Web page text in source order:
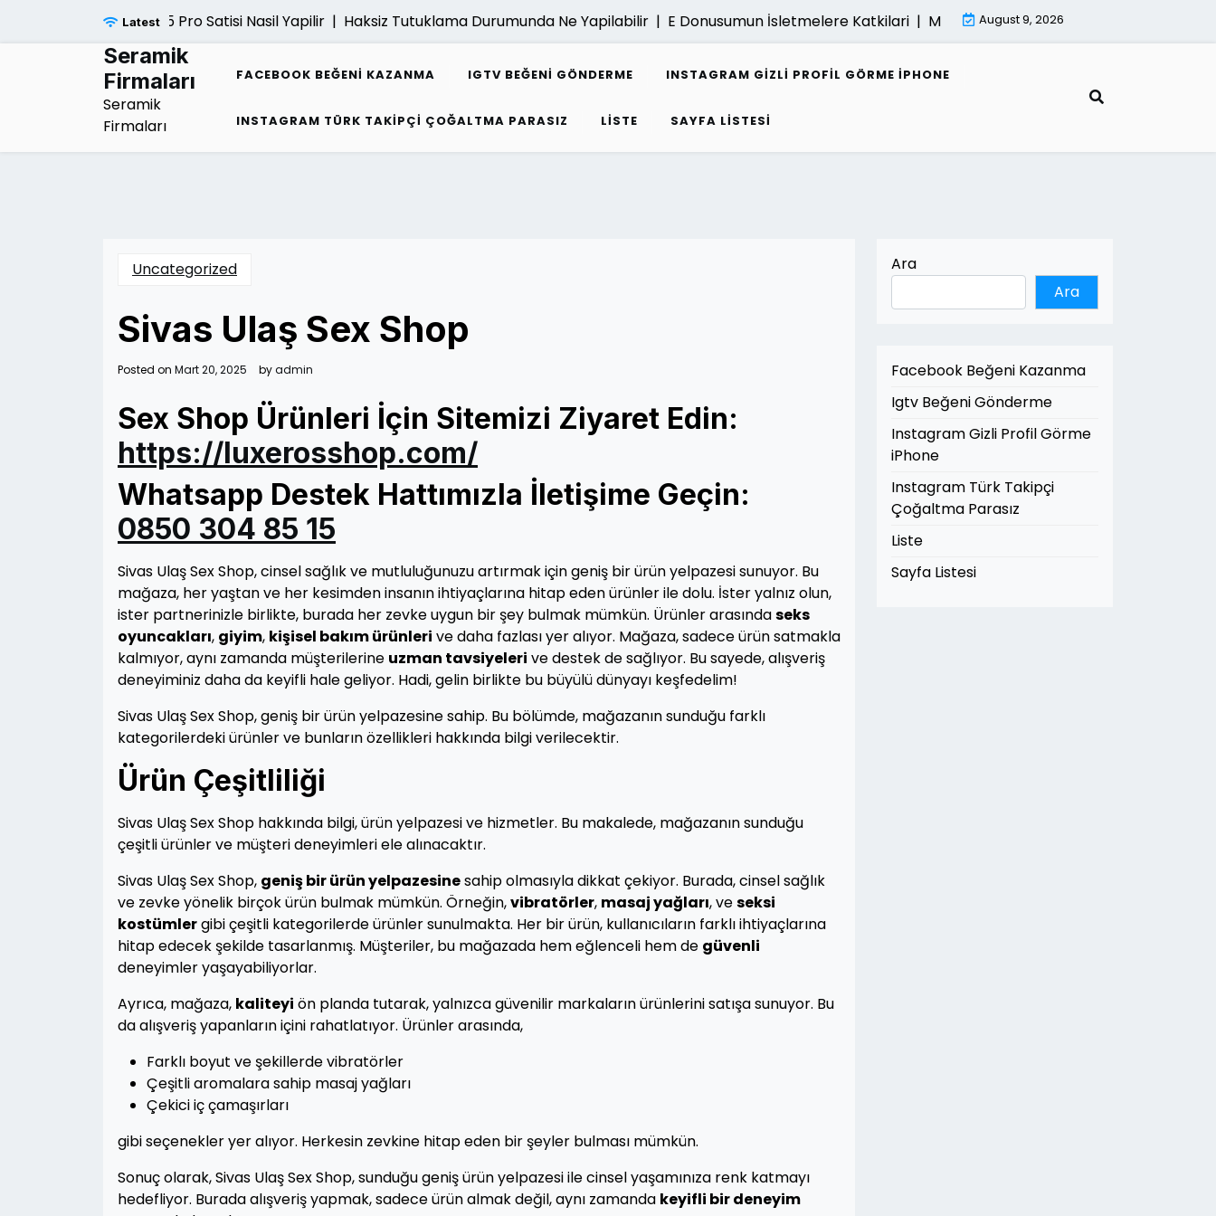
Latest
Ps5 Pro Satisi Nasil Yapilir | Haksiz Tutuklama Durumunda Ne Yapilabilir | E Donusumun İsletmelere Katkilari | Mimari Render Ve Surdurulebilir Mimarlik
August 9, 2026
Seramik
Firmaları
Seramik
Firmaları
FACEBOOK BEĞENI KAZANMA IGTV BEĞENI GÖNDERME INSTAGRAM GIZLI PROFIL GÖRME IPHONE
INSTAGRAM TÜRK TAKIPÇI ÇOĞALTMA PARASIZ LISTE SAYFA LISTESI
Uncategorized
Sivas Ulaş Sex Shop
Posted on Mart 20, 2025 byadmin
Sex Shop Ürünleri İçin Sitemizi Ziyaret Edin:
https://luxerosshop.com/
Whatsapp Destek Hattımızla İletişime Geçin:
0850 304 85 15
Sivas Ulaş Sex Shop, cinsel sağlık ve mutluluğunuzu artırmak için geniş bir ürün yelpazesi sunuyor. Bu
mağaza, her yaştan ve her kesimden insanın ihtiyaçlarına hitap eden ürünler ile dolu. İster yalnız olun,
ister partnerinizle birlikte, burada her zevke uygun bir şey bulmak mümkün. Ürünler arasındaseks
oyuncakları, giyim, kişisel bakım ürünleri ve daha fazlası yer alıyor. Mağaza, sadece ürün satmakla
kalmıyor, aynı zamanda müşterilerine uzman tavsiyeleri ve destek de sağlıyor. Bu sayede, alışveriş
deneyiminiz daha da keyifli hale geliyor. Hadi, gelin birlikte bu büyülü dünyayı keşfedelim!
Sivas Ulaş Sex Shop, geniş bir ürün yelpazesine sahip. Bu bölümde, mağazanın sunduğu farklı
kategorilerdeki ürünler ve bunların özellikleri hakkında bilgi verilecektir.
Ürün Çeşitliliği
Sivas Ulaş Sex Shop hakkında bilgi, ürün yelpazesi ve hizmetler. Bu makalede, mağazanın sunduğu
çeşitli ürünler ve müşteri deneyimleri ele alınacaktır.
Sivas Ulaş Sex Shop, geniş bir ürün yelpazesinesahip olmasıyla dikkat çekiyor. Burada, cinsel sağlık
ve zevke yönelik birçok ürün bulmak mümkün. Örneğin,vibratörler, masaj yağları, veseksi
kostümlergibi çeşitli kategorilerde ürünler sunulmakta. Her bir ürün, kullanıcıların farklı ihtiyaçlarına
hitap edecek şekilde tasarlanmış. Müşteriler, bu mağazada hem eğlenceli hem de güvenli
deneyimler yaşayabiliyorlar.
Ayrıca, mağaza, kaliteyi ön planda tutarak, yalnızca güvenilir markaların ürünlerini satışa sunuyor. Bu
da alışveriş yapanların içini rahatlatıyor. Ürünler arasında,
Farklı boyut ve şekillerde vibratörler
Çeşitli aromalara sahip masaj yağları
Çekici iç çamaşırları
gibi seçenekler yer alıyor. Herkesin zevkine hitap eden bir şeyler bulması mümkün.
Sonuç olarak, Sivas Ulaş Sex Shop, sunduğu geniş ürün yelpazesi ile cinsel yaşamınıza renk katmayı
hedefliyor. Burada alışveriş yapmak, sadece ürün almak değil, aynı zamanda keyifli bir deneyim
Ara
Ara
Facebook Beğeni Kazanma
Igtv Beğeni Gönderme
Instagram Gizli Profil Görme
iPhone
Instagram Türk Takipçi
Çoğaltma Parasız
Liste
Sayfa Listesi